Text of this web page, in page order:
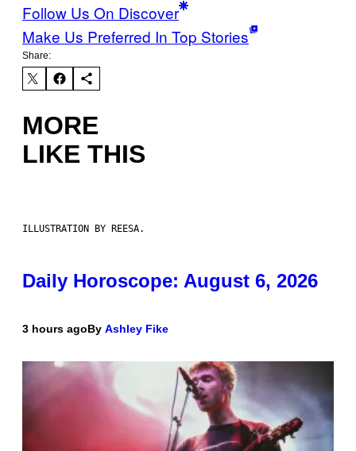
Follow Us On Discover
Make Us Preferred In Top Stories
Share:
MORE
LIKE THIS
ILLUSTRATION BY REESA.
Daily Horoscope: August 6, 2026
3 hours agoBy Ashley Fike